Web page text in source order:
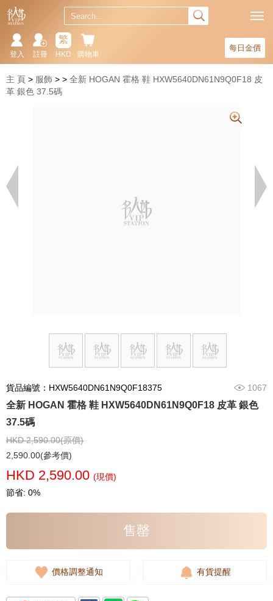
每日金價
購物車
繁
HKD
註冊
登入
主 頁 服飾
全新 HOGAN 霍格 鞋 HXW5640DN61N9Q0F18 皮
革 銀色 37.5碼
貨品編號：HXW5640DN61N9Q0F18375 1067
全新 HOGAN 霍格 鞋 HXW5640DN61N9Q0F18 皮革 銀色
37.5碼
HKD 2,590.00(原價)
2,590.00(參考價)
HKD 2,590.00 (現價)
節省: 0%
售罄
價格調整通知 有貨提醒